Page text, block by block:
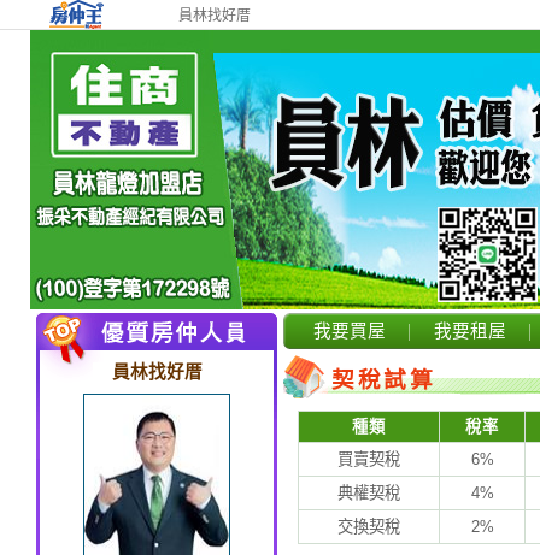
員林找好厝
員林找好厝
我要買屋 我要租屋
契稅試算
種類
稅率
買賣契稅
6%
典權契稅
4%
交換契稅
2%